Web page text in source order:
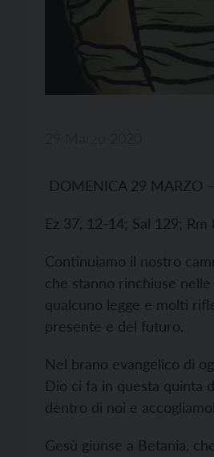
DOMENICA 29 MARZO
Ez 37, 12-14; Sal 129;
Continuiamo il nostro
che stanno rinchiuse
qualcuno legge e molti
presente e del futuro.
Nel brano evangelico di
Dio ci fa in questa quinta
dentro di noi e
Gesù giunse a Betania,